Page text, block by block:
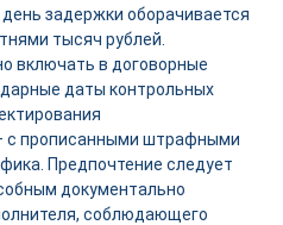
задержки оборачивается
тысяч руб­лей.
включать в договорные
даты контрольных
с прописанными штрафными
Предпочтение следует
документально
соблюдающего